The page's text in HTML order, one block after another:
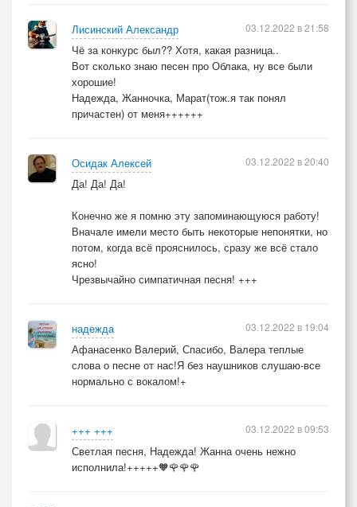
Лисинский Александр
Чё за конкурс был?? Хотя, какая разница..
Вот сколько знаю песен про Облака, ну все были
хорошие!
Надежда, Жанночка, Марат(тож.я так понял
причастен) от меня++++++
03.12.2022 в 21:58
Осидак Алексей
Да! Да! Да!
Конечно же я помню эту запоминающуюся работу!
Вначале имели место быть некоторые непонятки, но
потом, когда всё прояснилось, сразу же всё стало
ясно!
Чрезвычайно симпатичная песня! +++
03.12.2022 в 20:40
надежда
Афанасенко Валерий, Спасибо, Валера теплые
слова о песне от нас!Я без наушников слушаю-все
нормально с вокалом!+
03.12.2022 в 19:04
+++ +++
Светлая песня, Надежда! Жанна очень нежно
исполнила!+++++🧡🌹🌹🌹
03.12.2022 в 09:53